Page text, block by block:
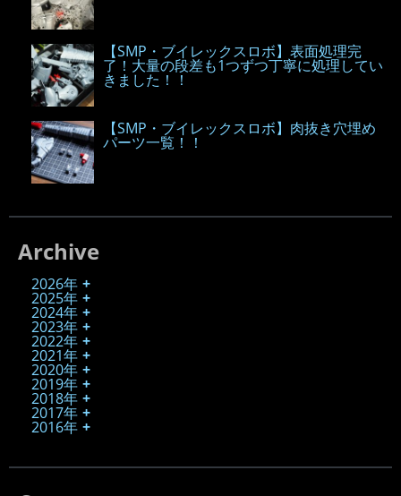
【SMP・ブイレックスロボ】表面処理完
了！大量の段差も1つずつ丁寧に処理してい
きました！！
【SMP・ブイレックスロボ】肉抜き穴埋め
パーツ一覧！！
Archive
2026年
2025年
2024年
2023年
2022年
2021年
2020年
2019年
2018年
2017年
2016年